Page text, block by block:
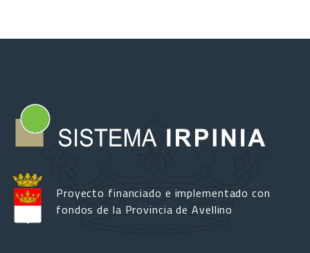
Proyecto financiado e implementado con
fondos de la Provincia de Avellino